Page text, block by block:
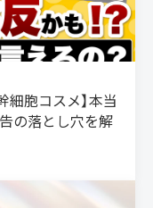
細胞コスメ】本当
の落とし穴を解